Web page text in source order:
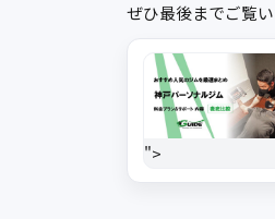
ぜひ最後までご覧
">